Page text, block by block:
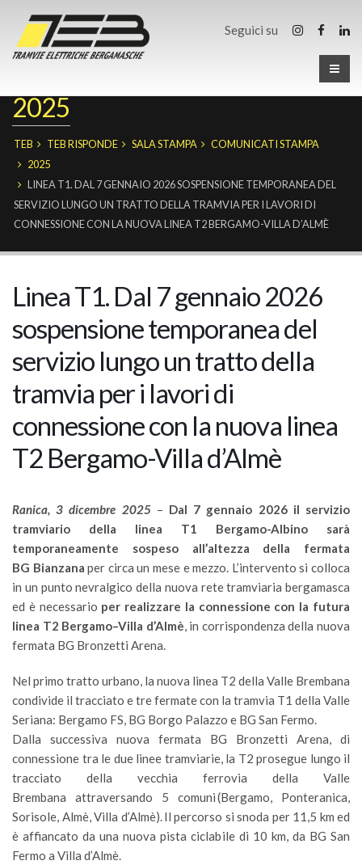
Seguici su
2025
TEB TEB RISPONDE SALA STAMPA
COMUNICATI STAMPA
2025
LINEA T1. DAL 7 GENNAIO 2026 SOSPENSIONE TEMPORANEA DEL
SERVIZIO LUNGO UN TRATTO DELLA TRAMVIA PER I LAVORI DI
CONNESSIONE CON LA NUOVA LINEA T2 BERGAMO-VILLA D’ALMÈ
Linea T1. Dal 7 gennaio 2026
sospensione temporanea del
servizio lungo un tratto della
tramvia per i lavori di
connessione con la nuova linea
T2 Bergamo-Villa d’Almè
Ranica, 3 dicembre 2025 – Dal 7 gennaio 2026 il servizio
tramviario della linea T1 Bergamo-Albino sarà
temporaneamente sospeso all’altezza della fermata
BG Bianzana per circa un mese e mezzo. L’intervento si colloca
in un punto nevralgico della nuova rete tramviaria bergamasca
ed è necessario per realizzare la connessione con la futura
linea T2 Bergamo–Villa d’Almè, in corrispondenza della nuova
fermata BG Bronzetti Arena.
Nel primo tratto urbano, la nuova linea T2 della Valle Brembana
condivide il tracciato e tre fermate con la tramvia T1 della Valle
Seriana: Bergamo FS, BG Borgo Palazzo e BG San Fermo.
Dalla successiva nuova fermata BG Bronzetti Arena, di
connessione tra le due linee tramviarie, la T2 prosegue lungo il
tracciato della vecchia ferrovia della Valle
Brembana attraversando 5 comuni (Bergamo, Ponteranica,
Sorisole, Almè, Villa d’Almè). Il percorso si snoda per 11,5 km ed
è affiancato da una nuova pista ciclabile di 10 km, da BG San
Fermo a Villa d’Almè.